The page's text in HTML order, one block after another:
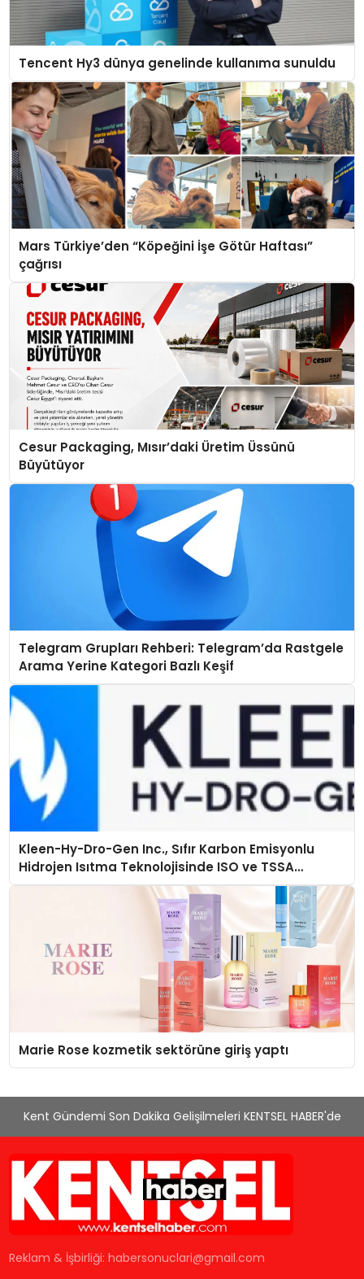
Tencent Hy3 dünya genelinde kullanıma sunuldu
Mars Türkiye’den “Köpeğini İşe Götür Haftası”
çağrısı
Cesur Packaging, Mısır’daki Üretim Üssünü
Büyütüyor
Telegram Grupları Rehberi: Telegram’da Rastgele
Arama Yerine Kategori Bazlı Keşif
Kleen-Hy-Dro-Gen Inc., Sıfır Karbon Emisyonlu
Hidrojen Isıtma Teknolojisinde ISO ve TSSA
Düzenleyici Onaylarını Aldı
Marie Rose kozmetik sektörüne giriş yaptı
Kent Gündemi Son Dakika Gelişilmeleri KENTSEL HABER'de
Reklam & İşbirliği:habersonuclari@gmail.com